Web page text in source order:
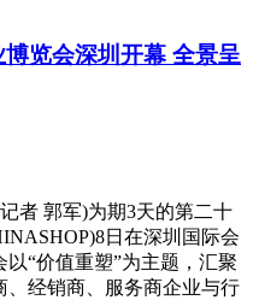
览会深圳开幕 全景呈
郭军)为期3天的第二十
日在深圳国际会
“价值重塑”为主题，汇聚
、经销商、服务商企业与行